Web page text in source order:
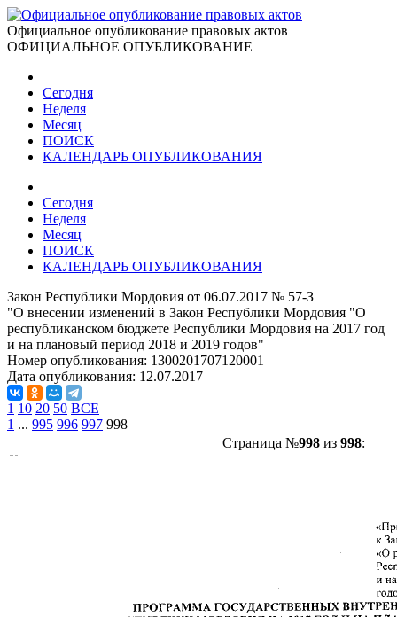
Официальное опубликование правовых актов
ОФИЦИАЛЬНОЕ ОПУБЛИКОВАНИЕ
Сегодня
Неделя
Месяц
ПОИСК
КАЛЕНДАРЬ ОПУБЛИКОВАНИЯ
Сегодня
Неделя
Месяц
ПОИСК
КАЛЕНДАРЬ ОПУБЛИКОВАНИЯ
Закон Республики Мордовия от 06.07.2017 № 57-З
"О внесении изменений в Закон Республики Мордовия "О
республиканском бюджете Республики Мордовия на 2017 год
и на плановый период 2018 и 2019 годов"
Номер опубликования: 1300201707120001
Дата опубликования: 12.07.2017
1 10 20 50 ВСЕ
1 ... 995 996 997 998
Страница №998из 998: